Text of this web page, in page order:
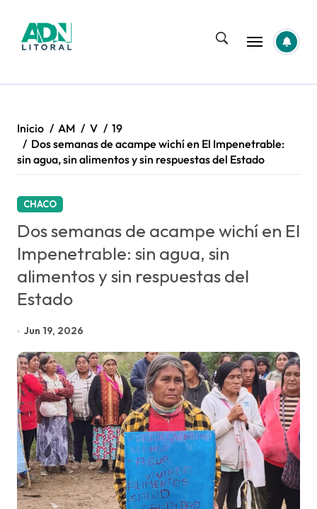
contenido
Inicio AM V
19
Dos semanas de acampe wichí en El Impenetrable:
sin agua, sin alimentos y sin respuestas del Estado
CHACO
Dos semanas de acampe wichí en El
Impenetrable: sin agua, sin
alimentos y sin respuestas del
Estado
Jun 19, 2026